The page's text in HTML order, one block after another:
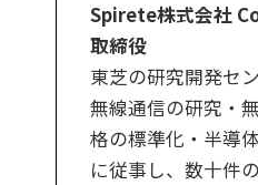
Spirete株式会社
取締役
東芝の研究開発セ
無線通信の研究・
格の標準化・半導
に従事し、数十件